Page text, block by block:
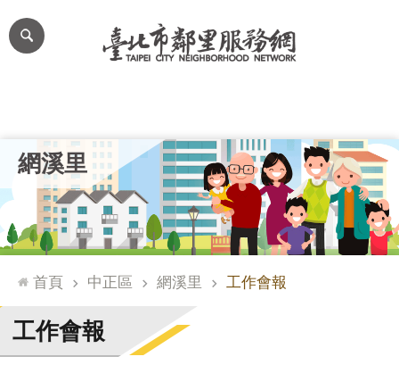
跳到主要內容區塊
網
站
台
通
臺
北
市
網溪里
首頁 中正區 網溪里 工作會報
工作會報